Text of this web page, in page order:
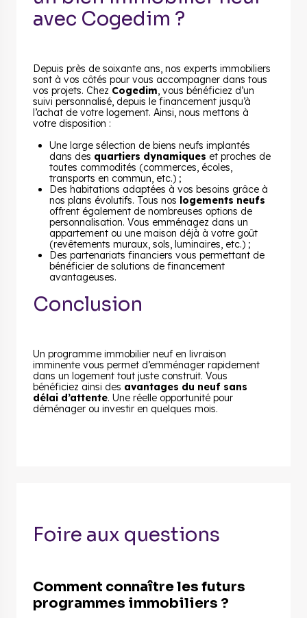
avec Cogedim ?
Depuis près de soixante ans, nos experts immobiliers
sont à vos côtés pour vous accompagner dans tous
vos projets. Chez Cogedim, vous bénéficiez d’un
suivi personnalisé, depuis le financement jusqu’à
l’achat de votre logement. Ainsi, nous mettons à
votre disposition :
Une large sélection de biens neufs implantés
dans des quartiers dynamiques et proches de
toutes commodités (commerces, écoles,
transports en commun, etc.) ;
Des habitations adaptées à vos besoins grâce à
nos plans évolutifs. Tous nos logements neufs
offrent également de nombreuses options de
personnalisation. Vous emménagez dans un
appartement ou une maison déjà à votre goût
(revêtements muraux, sols, luminaires, etc.) ;
Des partenariats financiers vous permettant de
bénéficier de solutions de financement
avantageuses.
Conclusion
Un programme immobilier neuf en livraison
imminente vous permet d’emménager rapidement
dans un logement tout juste construit. Vous
bénéficiez ainsi des avantages du neuf sans
délai d’attente. Une réelle opportunité pour
déménager ou investir en quelques mois.
Foire aux questions
Comment connaître les futurs
programmes immobiliers ?